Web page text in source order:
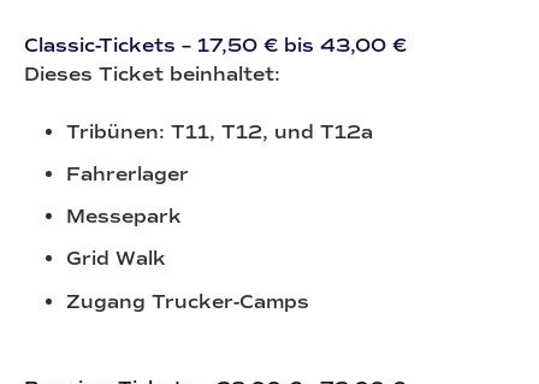
Classic-Tickets – 17,50 € bis 43,00 €
Dieses Ticket beinhaltet:
Tribünen: T11, T12, und T12a
Fahrerlager
Messepark
Grid Walk
Zugang Trucker-Camps